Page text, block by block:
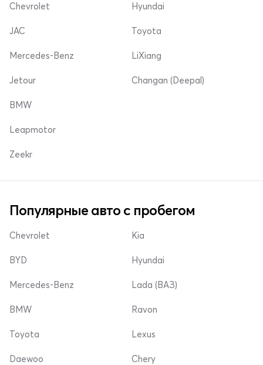
Chevrolet Hyundai
JAC
Mercedes-Benz
Jetour
Toyota
LiXiang
Changan (Deepal)
BMW
Leapmotor
Zeekr
Популярные авто с пробегом
Chevrolet
BYD
Mercedes-Benz
Kia
Hyundai
Lada (ВАЗ)
BMW
Toyota
Daewoo
Ravon
Lexus
Chery